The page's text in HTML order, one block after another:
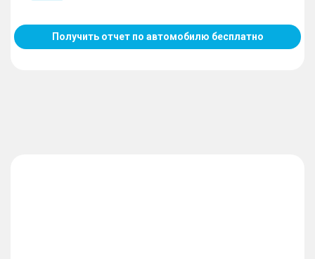
Получить отчет по автомобилю бесплатно